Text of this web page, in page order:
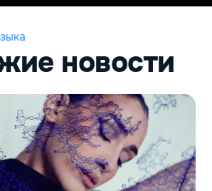
новости